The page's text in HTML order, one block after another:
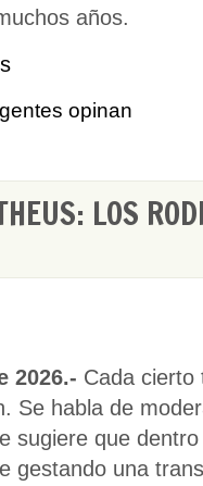
años.
opinan
LOS
2026.- Cada cierto
Se habla de
sugiere que
gestando una